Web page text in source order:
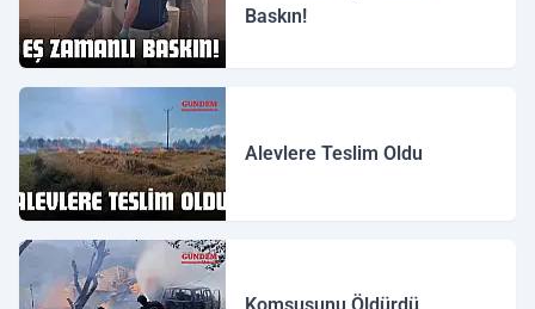
Baskın!
Alevlere Teslim Oldu